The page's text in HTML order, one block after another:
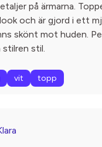
på ärmarna.
och är gjord i ett
skönt mot huden.
stil.
vit topp